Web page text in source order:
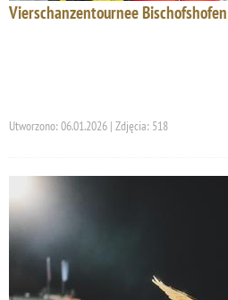
Vierschanzentournee
Utworzono: 06.01.2026 | Zdjęcia: 518